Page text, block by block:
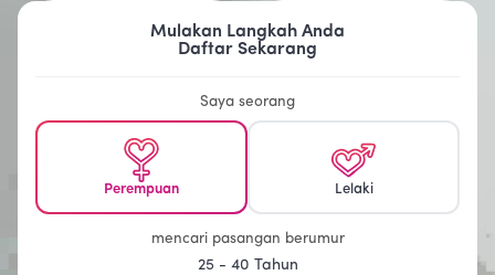
Mulakan Langkah Anda
Daftar Sekarang
Saya seorang
Perempuan Lelaki
mencari pasangan berumur
25 - 40 Tahun